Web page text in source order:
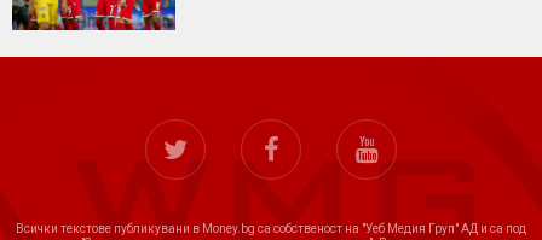
Всички текстове публикувани в Money.bg са собственост на "Уеб Медия Груп" АД и са под